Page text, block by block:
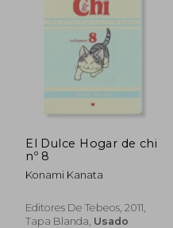
5%
dcto.
8,00 €
El Dulce Hogar de chi
nº 8
Konami Kanata
Editores De Tebeos, 2011,
Tapa Blanda, Usado